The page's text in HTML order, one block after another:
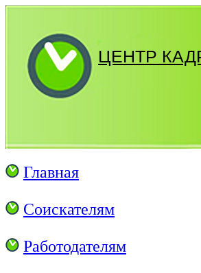
ЦЕНТР
Главная
Соискателям
Работодателям